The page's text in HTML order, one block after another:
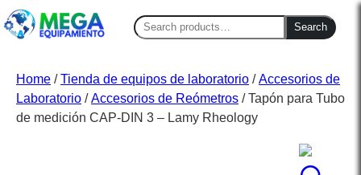
Search
for:
Search
Home /Tienda de equipos de laboratorio /Accesorios de
Laboratorio /Accesorios de Reómetros / Tapón para Tubo
de medición CAP-DIN 3 – Lamy Rheology